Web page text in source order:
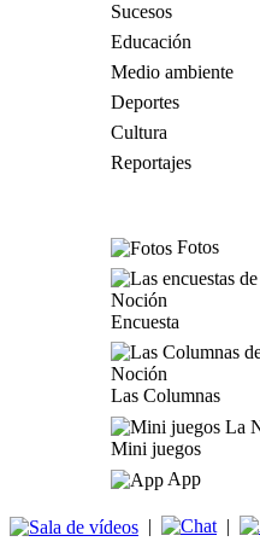
Sucesos
Educación
Medio ambiente
Deportes
Cultura
Reportajes
Fotos
Encuesta
Las Columnas
Mini juegos
App
| |